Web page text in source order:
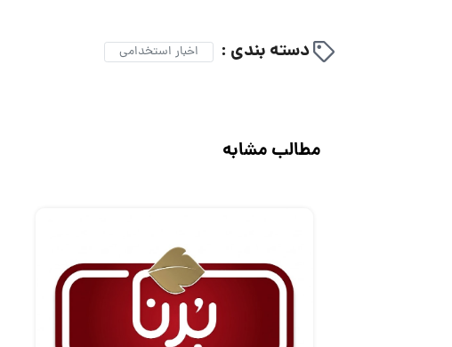
دسته بندی : اخبار استخدامی
مطالب مشابه